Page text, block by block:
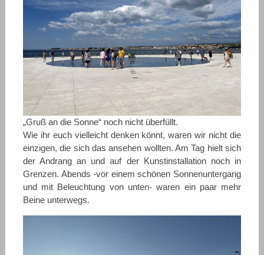
„Gruß an die Sonne“ noch nicht überfüllt.
Wie ihr euch vielleicht denken könnt, waren wir nicht die
einzigen, die sich das ansehen wollten. Am Tag hielt sich
der Andrang an und auf der Kunstinstallation noch in
Grenzen. Abends -vor einem schönen Sonnenuntergang
und mit Beleuchtung von unten- waren ein paar mehr
Beine unterwegs.